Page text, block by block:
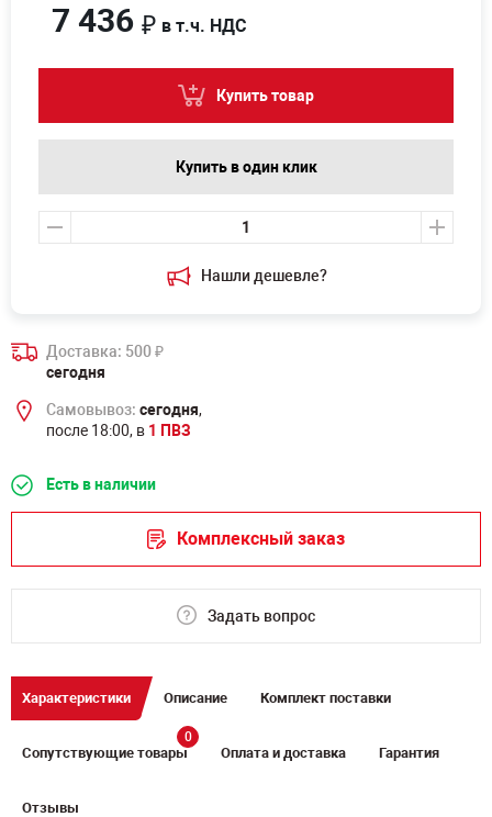
Нашли дешевле?
7 436 ₽ в т.ч. НДС
Купить товар
Купить в один клик
Доставка: 500₽
сегодня
Самовывоз: сегодня,
после 18:00, в 1 ПВЗ
Есть в наличии
Комплексный заказ
Задать вопрос
Характеристики Описание Комплект поставки
Сопутствующие товары
0
Оплата и доставка Гарантия
Отзывы